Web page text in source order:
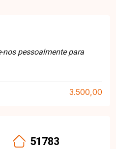
nos pessoalmente para
3.500,00
51783